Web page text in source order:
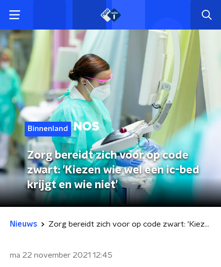
Binnenland
Zorg bereidt zich voor op code
zwart: 'Kiezen wie wel een ic-bed
krijgt en wie niet'
Nieuws Zorg bereidt zich voor op code zwart: 'Kiezen wie wel een ic-bed krijgt en wie niet'
ma 22 november 2021 12:45